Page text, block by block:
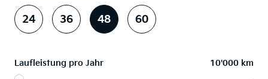
24 36 48 60
Laufleistung pro Jahr 10'000 km